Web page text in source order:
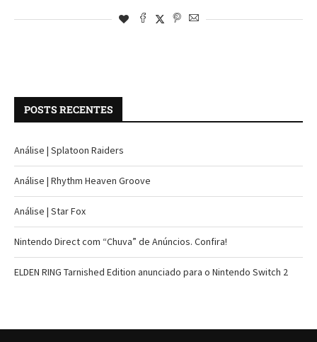
POSTS RECENTES
Análise | Splatoon Raiders
Análise | Rhythm Heaven Groove
Análise | Star Fox
Nintendo Direct com “Chuva” de Anúncios. Confira!
ELDEN RING Tarnished Edition anunciado para o Nintendo Switch 2